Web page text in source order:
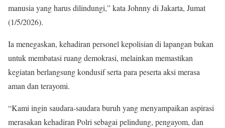
manusia yang harus dilindungi,” kata Johnny di Jakarta, Jumat
(1/5/2026).
Ia menegaskan, kehadiran personel kepolisian di lapangan bukan
untuk membatasi ruang demokrasi, melainkan memastikan
kegiatan berlangsung kondusif serta para peserta aksi merasa
aman dan terayomi.
“Kami ingin saudara-saudara buruh yang menyampaikan aspirasi
merasakan kehadiran Polri sebagai pelindung, pengayom, dan